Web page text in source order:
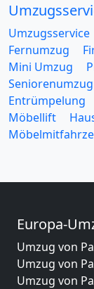
Umzugsservice
Fernumzug
Mini Umzug
Seniorenumzug
Entrümpelung
Möbellift
Europa-
Umzug von
Umzug von
Umzug von